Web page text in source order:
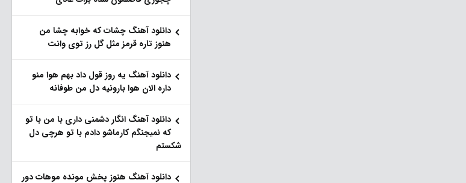
دانلود آهنگ چشات که خوابه چشا من
هنوز تاره قرمز مثل گل رز توی وانت
دانلود آهنگ یه روز قول داد بهم هوا منو
داره الان هوا بارونیه دل من طوفانه
دانلود آهنگ انگار دشمنی داری با من با تو
که نمیجنگم کارماشو دادم با تو هرچی دل
شکستم
دانلود آهنگ هنوز پخش مونده موهات دور